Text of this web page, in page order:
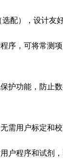
配），设计友
序，可将常测
护功能，防止
需用户标定和校
户程序和试剂